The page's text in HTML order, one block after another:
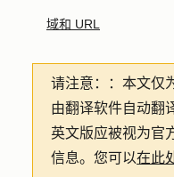
域和 URL
请注意： ：本文仅
由翻译软件自动翻
英文版应被视为官
信息。您可以在此